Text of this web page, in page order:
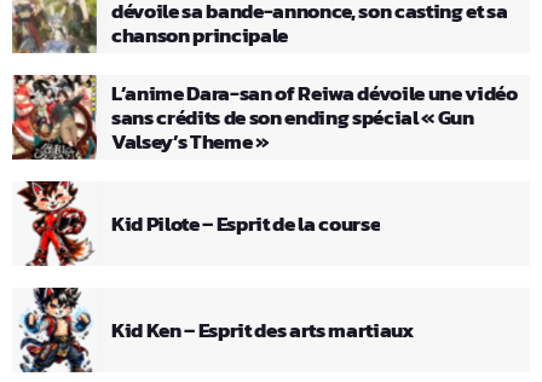
dévoile sa bande-annonce, son casting et sa
chanson principale
L’anime Dara-san of Reiwa dévoile une vidéo
sans crédits de son ending spécial « Gun
Valsey’s Theme »
Kid Pilote – Esprit de la course
Kid Ken – Esprit des arts martiaux